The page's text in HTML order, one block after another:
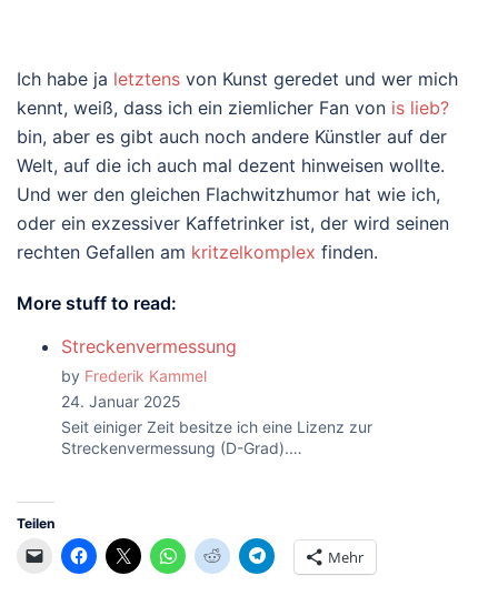
Ich habe ja letztens von Kunst geredet und wer mich
kennt, weiß, dass ich ein ziemlicher Fan von is lieb?
bin, aber es gibt auch noch andere Künstler auf der
Welt, auf die ich auch mal dezent hinweisen wollte.
Und wer den gleichen Flachwitzhumor hat wie ich,
oder ein exzessiver Kaffetrinker ist, der wird seinen
rechten Gefallen am kritzelkomplex finden.
More stuff to read:
Streckenvermessung
by Frederik Kammel
24. Januar 2025
Seit einiger Zeit besitze ich eine Lizenz zur
Streckenvermessung (D-Grad).…
Teilen
Mehr